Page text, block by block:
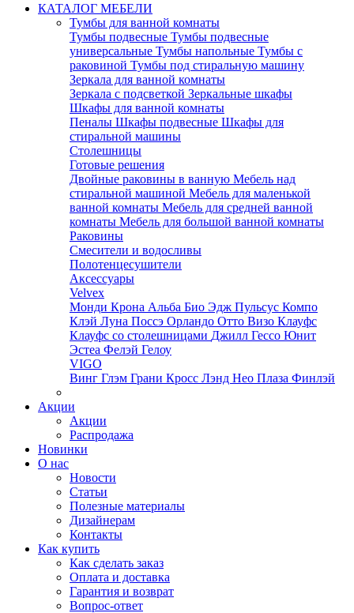
КАТАЛОГ МЕБЕЛИ
Тумбы для ванной комнаты
Тумбы подвесные Тумбы подвесные
универсальные Тумбы напольные Тумбы с
раковиной Тумбы под стиральную машину
Зеркала для ванной комнаты
Зеркала с подсветкой Зеркальные шкафы
Шкафы для ванной комнаты
Пеналы Шкафы подвесные Шкафы для
стиральной машины
Столешницы
Готовые решения
Двойные раковины в ванную Мебель над
стиральной машиной Мебель для маленькой
ванной комнаты Мебель для средней ванной
комнаты Мебель для большой ванной комнаты
Раковины
Смесители и водосливы
Полотенцесушители
Аксессуары
Velvex
Монди Крона Альба Био Эдж Пульсус Компо
Клэй Луна Поссэ Орландо Отто Визо Клауфс
Клауфс со столешницами Джилл Гессо Юнит
Эстеа Фелэй Гелоу
VIGO
Винг Глэм Грани Кросс Лэнд Нео Плаза Финлэй
Акции
Акции
Распродажа
Новинки
О нас
Новости
Статьи
Полезные материалы
Дизайнерам
Контакты
Как купить
Как сделать заказ
Оплата и доставка
Гарантия и возврат
Вопрос-ответ